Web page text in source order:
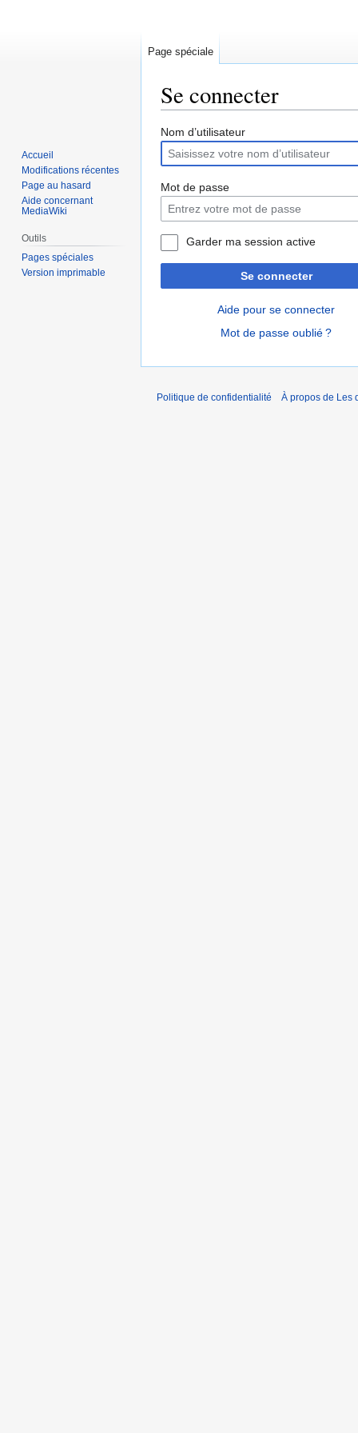
Se connecter
Aller
la
navigation
Aller
la
recherche
Nom d’utilisateur
Mot de passe
Garder ma session active
Se connecter
Aide pour se connecter
Mot de passe oublié ?
Page spéciale
Accueil
Modifications récentes
Page au hasard
Aide concernant
MediaWiki
Outils
Pages spéciales
Version imprimable
Politique de confidentialité À propos de Les